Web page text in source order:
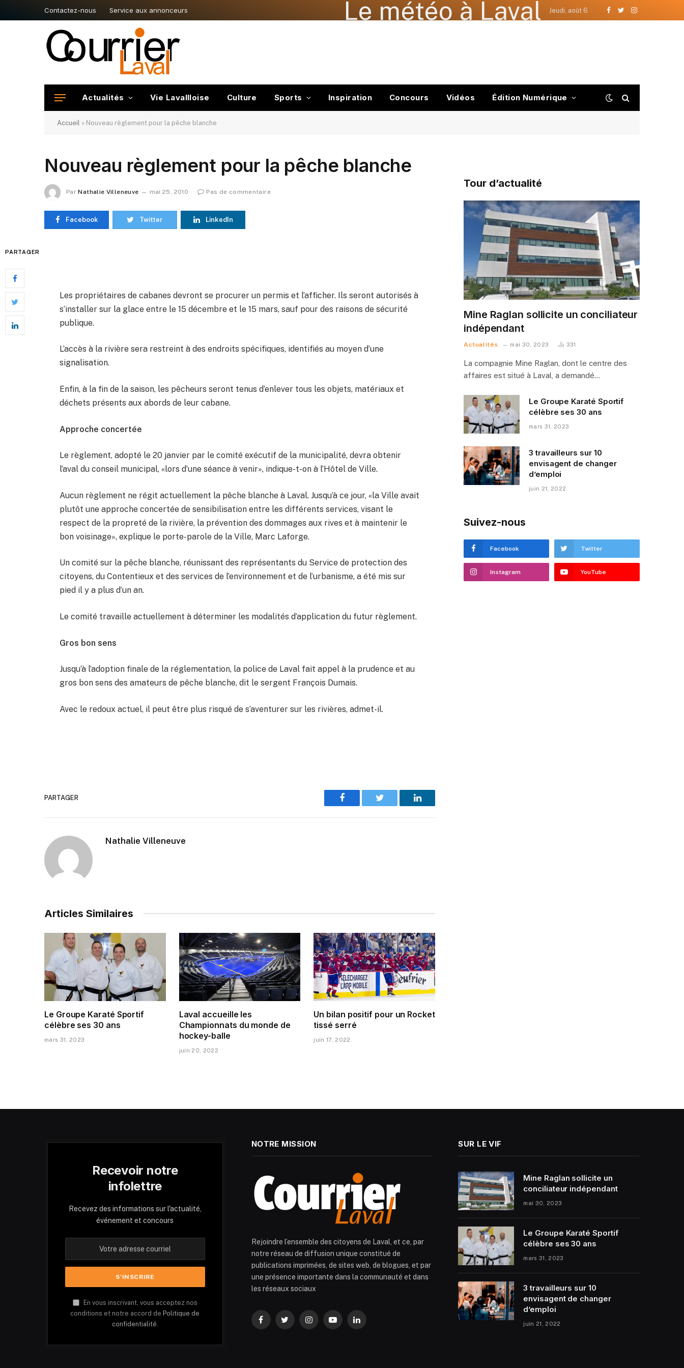
Contactez-nous Service aux annonceurs Le météo à Laval Jeudi, août 6
Facebook
TwitterInstagram
Actualités Vie Lavallloise Culture Sports Inspiration Concours Vidéos Édition Numérique
Accueil » Nouveau règlement pour la pêche blanche
Nouveau règlement pour la pêche blanche
Par Nathalie Villeneuve mai 25, 2010 Pas de commentaire
Facebook Twitter LinkedIn
PARTAGER
Les propriétaires de cabanes devront se procurer un permis et l’afficher. Ils seront autorisés à
s’installer sur la glace entre le 15 décembre et le 15 mars, sauf pour des raisons de sécurité
publique.
L’accès à la rivière sera restreint à des endroits spécifiques, identifiés au moyen d’une
signalisation.
Enfin, à la fin de la saison, les pêcheurs seront tenus d’enlever tous les objets, matériaux et
déchets présents aux abords de leur cabane.
Approche concertée
Le règlement, adopté le 20 janvier par le comité exécutif de la municipalité, devra obtenir
l’aval du conseil municipal, «lors d’une séance à venir», indique-t-on à l’Hôtel de Ville.
Aucun règlement ne régit actuellement la pêche blanche à Laval. Jusqu’à ce jour, «la Ville avait
plutôt une approche concertée de sensibilisation entre les différents services, visant le
respect de la propreté de la rivière, la prévention des dommages aux rives et à maintenir le
bon voisinage», explique le porte-parole de la Ville, Marc Laforge.
Un comité sur la pêche blanche, réunissant des représentants du Service de protection des
citoyens, du Contentieux et des services de l’environnement et de l’urbanisme, a été mis sur
pied il y a plus d’un an.
Le comité travaille actuellement à déterminer les modalités d’application du futur règlement.
Gros bon sens
Jusqu’à l’adoption finale de la réglementation, la police de Laval fait appel à la prudence et au
gros bon sens des amateurs de pêche blanche, dit le sergent François Dumais.
Avec le redoux actuel, il peut être plus risqué de s’aventurer sur les rivières, admet-il.
PARTAGER
Facebook Twitter LinkedIn
Nathalie Villeneuve
Articles Similaires
Le Groupe Karaté Sportif
célèbre ses 30 ans
mars 31, 2023
Laval accueille les
Championnats du monde de
hockey-balle
juin 20, 2022
Un bilan positif pour un Rocket
tissé serré
juin 17, 2022
Tour d’actualité
Mine Raglan sollicite un conciliateur
indépendant
Actualités mai 30, 2023 331
La compagnie Mine Raglan, dont le centre des
affaires est situé à Laval, a demandé…
Le Groupe Karaté Sportif
célèbre ses 30 ans
mars 31, 2023
3 travailleurs sur 10
envisagent de changer
d’emploi
juin 21, 2022
Suivez-nous
Facebook Twitter
Instagram YouTube
Recevoir notre
infolettre
Recevez des informations sur l'actualité,
événement et concours
En vous inscrivant, vous acceptez nos
conditions et notre accord de Politique de
confidentialité.
NOTRE MISSION
Rejoindre l’ensemble des citoyens de Laval, et ce, par
notre réseau de diffusion unique constitué de
publications imprimées, de sites web, de blogues, et par
une présence importante dans la communauté et dans
les réseaux sociaux
FacebookTwitterInstagramYouTubeLinkedIn
SUR LE VIF
Mine Raglan sollicite un
conciliateur indépendant
mai 30, 2023
Le Groupe Karaté Sportif
célèbre ses 30 ans
mars 31, 2023
3 travailleurs sur 10
envisagent de changer
d’emploi
juin 21, 2022